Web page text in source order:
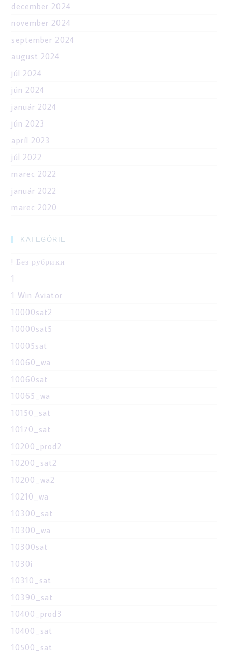
december 2024
november 2024
september 2024
august 2024
júl 2024
jún 2024
január 2024
jún 2023
apríl 2023
júl 2022
marec 2022
január 2022
marec 2020
KATEGÓRIE
! Без рубрики
1
1 Win Aviator
10000sat2
10000sat5
10005sat
10060_wa
10060sat
10065_wa
10150_sat
10170_sat
10200_prod2
10200_sat2
10200_wa2
10210_wa
10300_sat
10300_wa
10300sat
1030i
10310_sat
10390_sat
10400_prod3
10400_sat
10500_sat